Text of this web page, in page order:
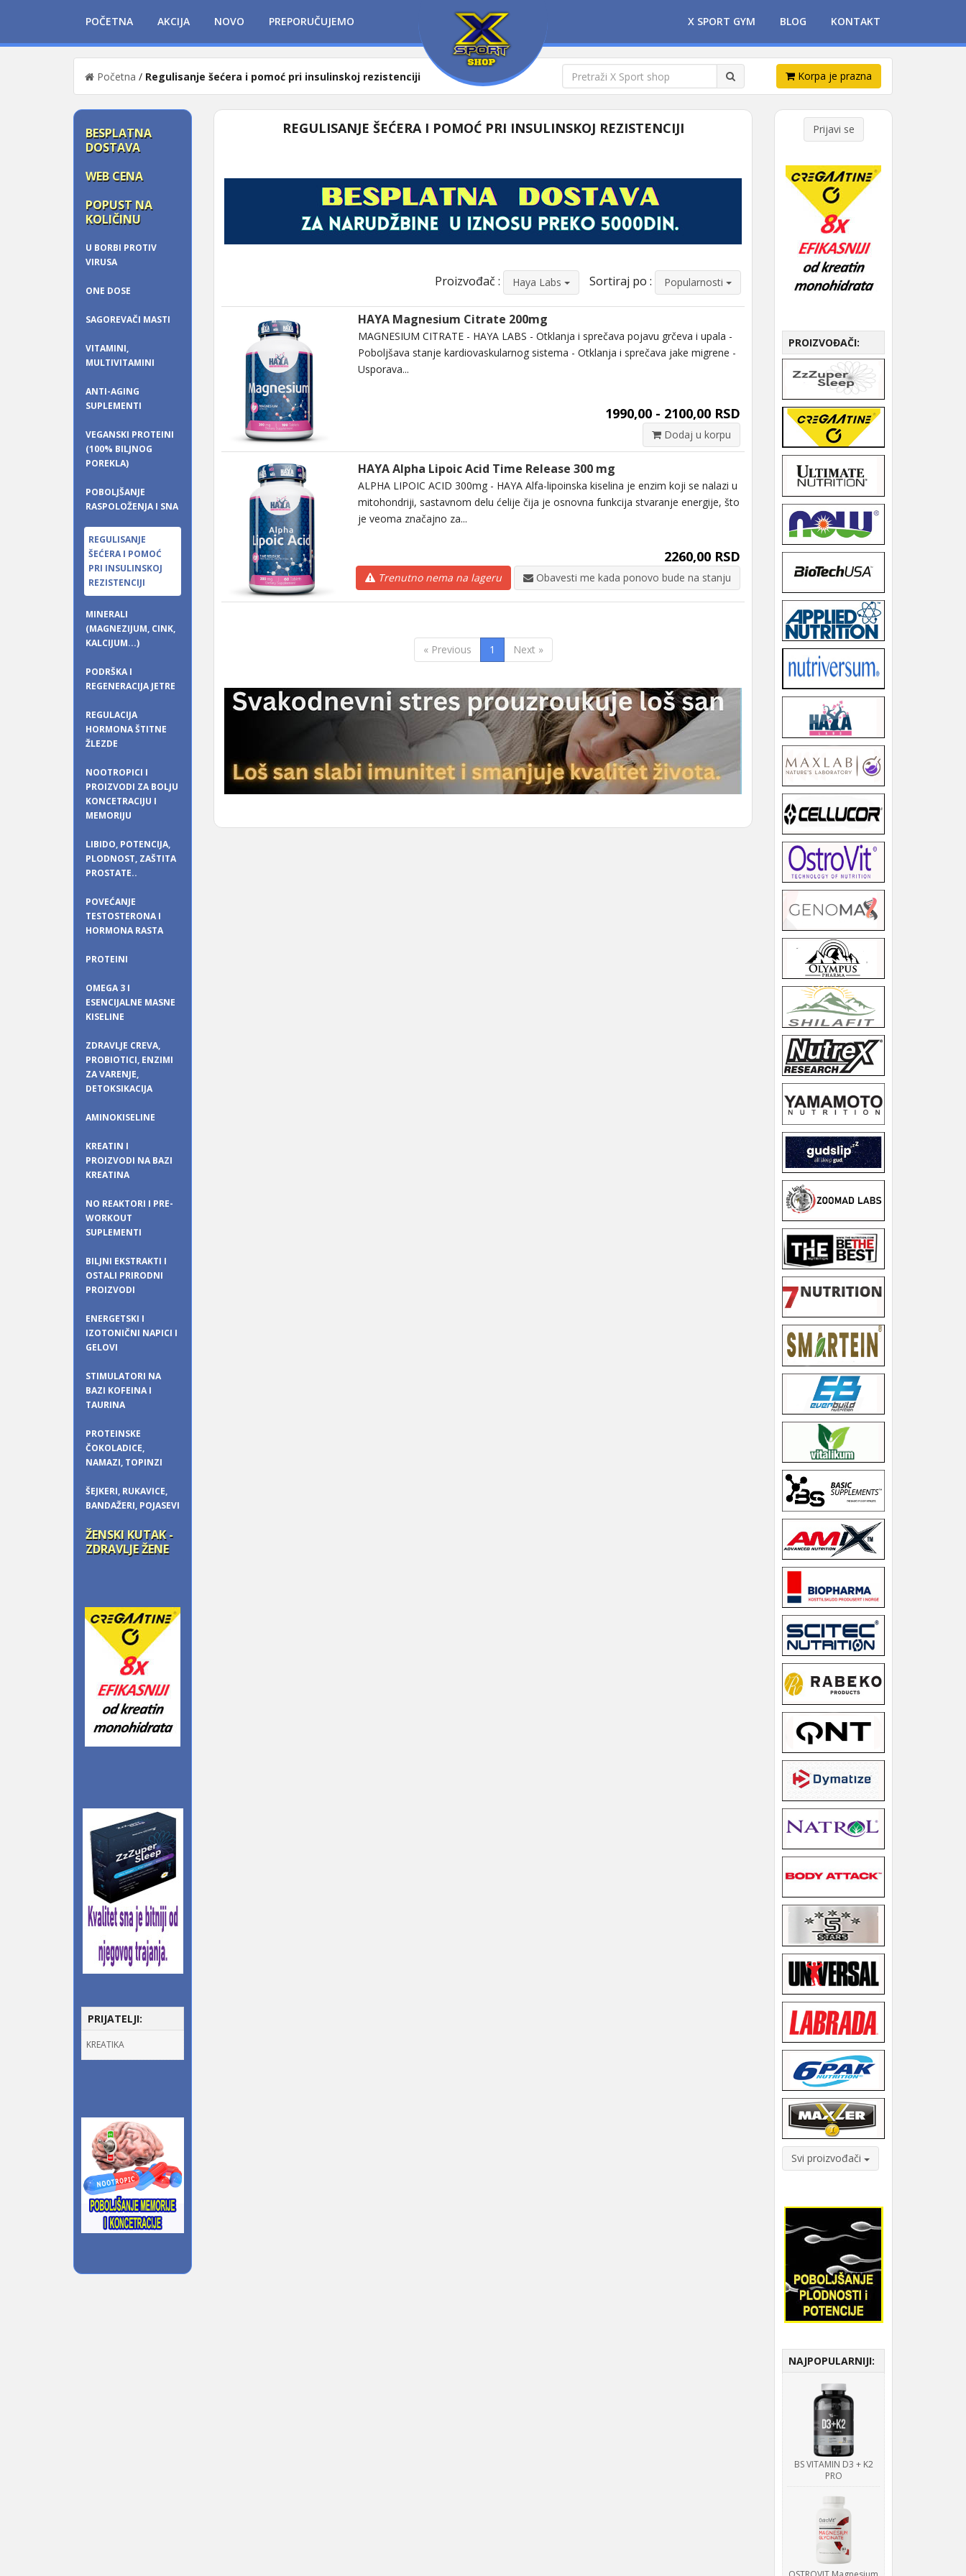
POČETNA AKCIJA NOVO PREPORUČUJEMO X SPORT GYM BLOG KONTAKT
Početna / Regulisanje šećera i pomoć pri insulinskoj rezistenciji Korpa je prazna
BESPLATNA
DOSTAVA
WEB CENA
POPUST NA
KOLIČINU
U BORBI PROTIV
VIRUSA
ONE DOSE
SAGOREVAČI MASTI
VITAMINI,
MULTIVITAMINI
ANTI-AGING
SUPLEMENTI
VEGANSKI PROTEINI
(100% BILJNOG
POREKLA)
POBOLJŠANJE
RASPOLOŽENJA I SNA
REGULISANJE
ŠEĆERA I POMOĆ
PRI INSULINSKOJ
REZISTENCIJI
MINERALI
(MAGNEZIJUM, CINK,
KALCIJUM...)
PODRŠKA I
REGENERACIJA JETRE
REGULACIJA
HORMONA ŠTITNE
ŽLEZDE
NOOTROPICI I
PROIZVODI ZA BOLJU
KONCETRACIJU I
MEMORIJU
LIBIDO, POTENCIJA,
PLODNOST, ZAŠTITA
PROSTATE..
POVEĆANJE
TESTOSTERONA I
HORMONA RASTA
PROTEINI
OMEGA 3 I
ESENCIJALNE MASNE
KISELINE
ZDRAVLJE CREVA,
PROBIOTICI, ENZIMI
ZA VARENJE,
DETOKSIKACIJA
AMINOKISELINE
KREATIN I
PROIZVODI NA BAZI
KREATINA
NO REAKTORI I PRE-
WORKOUT
SUPLEMENTI
BILJNI EKSTRAKTI I
OSTALI PRIRODNI
PROIZVODI
ENERGETSKI I
IZOTONIČNI NAPICI I
GELOVI
STIMULATORI NA
BAZI KOFEINA I
TAURINA
PROTEINSKE
ČOKOLADICE,
NAMAZI, TOPINZI
ŠEJKERI, RUKAVICE,
BANDAŽERI, POJASEVI
ŽENSKI KUTAK -
ZDRAVLJE ŽENE
PRIJATELJI:
KREATIKA
REGULISANJE ŠEĆERA I POMOĆ PRI INSULINSKOJ REZISTENCIJI
Proizvođač : Haya Labs Sortiraj po : Popularnosti
HAYA Magnesium Citrate 200mg
MAGNESIUM CITRATE - HAYA LABS - Otklanja i sprečava pojavu grčeva i upala -
Poboljšava stanje kardiovaskularnog sistema - Otklanja i sprečava jake migrene -
Usporava...
1990,00 - 2100,00 RSD
Dodaj u korpu
HAYA Alpha Lipoic Acid Time Release 300 mg
ALPHA LIPOIC ACID 300mg - HAYA Alfa-lipoinska kiselina je enzim koji se nalazi u
mitohondriji, sastavnom delu ćelije čija je osnovna funkcija stvaranje energije, što
je veoma značajno za...
2260,00 RSD
Trenutno nema na lageru Obavesti me kada ponovo bude na stanju
« Previous 1 Next »
Prijavi se
PROIZVOĐAČI:
Svi proizvođači
NAJPOPULARNIJI:
BS VITAMIN D3 + K2
PRO